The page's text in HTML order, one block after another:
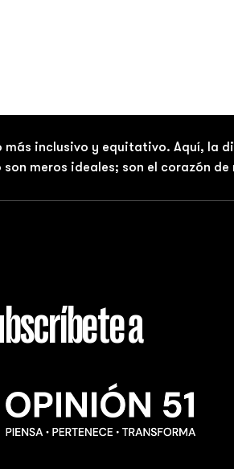
inclusivo y equitativo. Aquí, la
meros ideales; son el corazón
a